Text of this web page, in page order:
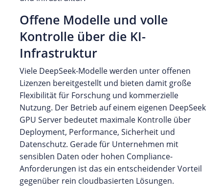
Offene Modelle und volle
Kontrolle über die KI-
Infrastruktur
Viele DeepSeek-Modelle werden unter offenen
Lizenzen bereitgestellt und bieten damit große
Flexibilität für Forschung und kommerzielle
Nutzung. Der Betrieb auf einem eigenen DeepSeek
GPU Server bedeutet maximale Kontrolle über
Deployment, Performance, Sicherheit und
Datenschutz. Gerade für Unternehmen mit
sensiblen Daten oder hohen Compliance-
Anforderungen ist das ein entscheidender Vorteil
gegenüber rein cloudbasierten Lösungen.